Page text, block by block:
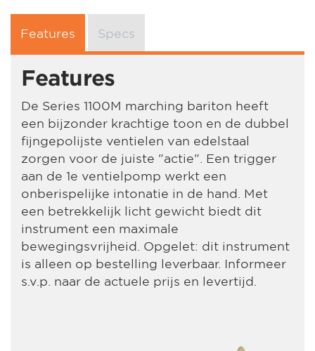
Features Specs
Features
De Series 1100M marching bariton heeft
een bijzonder krachtige toon en de dubbel
fijngepolijste ventielen van edelstaal
zorgen voor de juiste "actie". Een trigger
aan de 1e ventielpomp werkt een
onberispelijke intonatie in de hand. Met
een betrekkelijk licht gewicht biedt dit
instrument een maximale
bewegingsvrijheid. Opgelet: dit instrument
is alleen op bestelling leverbaar. Informeer
s.v.p. naar de actuele prijs en levertijd.